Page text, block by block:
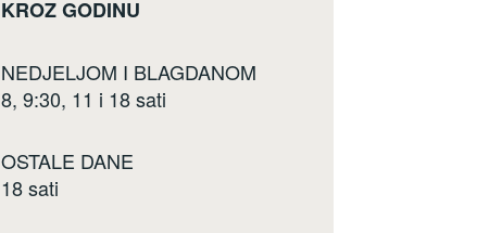
KROZ GODINU
NEDJELJOM I BLAGDANOM
8, 9:30, 11 i 18 sati
OSTALE DANE
18 sati